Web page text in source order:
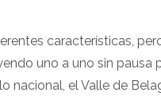
características,
uno a uno sin pausa
nacional, el Valle de